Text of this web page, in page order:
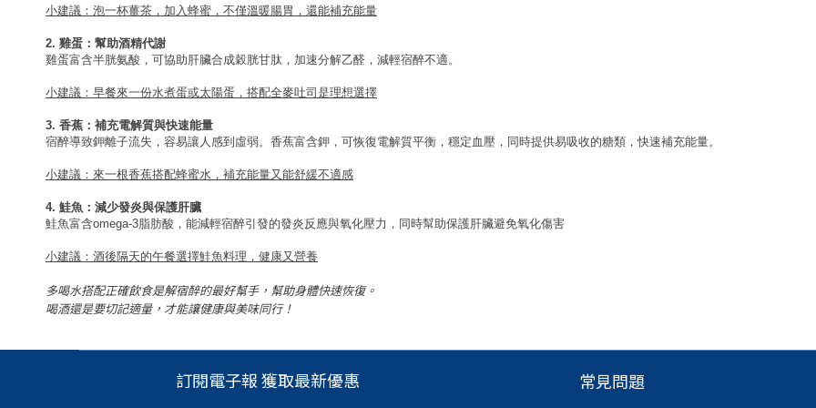
小建議：泡一杯薑茶，加入蜂蜜，不僅溫暖腸胃，還能補充能量
2. 雞蛋：幫助酒精代謝
雞蛋富含半胱氨酸，可協助肝臟合成穀胱甘肽，加速分解乙醛，減輕宿醉不適。
小建議：早餐來一份水煮蛋或太陽蛋，搭配全麥吐司是理想選擇
3. 香蕉：補充電解質與快速能量
宿醉導致鉀離子流失，容易讓人感到虛弱。香蕉富含鉀，可恢復電解質平衡，穩定血壓，同時提供易吸收的糖類，快速補充能量。
小建議：來一根香蕉搭配蜂蜜水，補充能量又能舒緩不適感
4. 鮭魚：減少發炎與保護肝臟
鮭魚富含omega-3脂肪酸，能減輕宿醉引發的發炎反應與氧化壓力，同時幫助保護肝臟避免氧化傷害
小建議：酒後隔天的午餐選擇鮭魚料理，健康又營養
多喝水搭配正確飲食是解宿醉的最好幫手，幫助身體快速恢復。
喝酒還是要切記適量，才能讓健康與美味同行！
訂閱電子報 獲取最新優惠 常見問題